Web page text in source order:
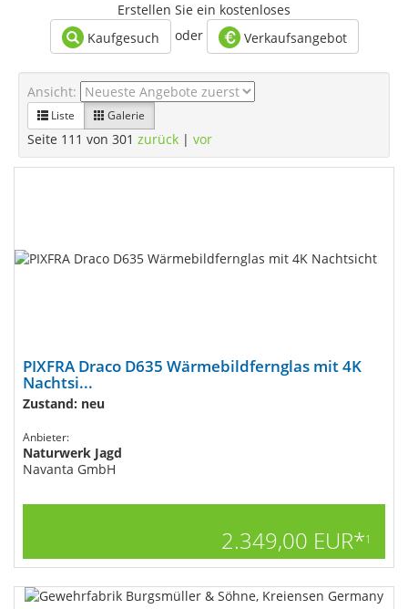
Erstellen Sie ein kostenloses
Kaufgesuch
oder Verkaufsangebot
Ansicht:
Liste Galerie
Seite 111 von 301 zurück | vor
PIXFRA Draco D635 Wärmebildfernglas mit 4K
Nachtsi...
Zustand: neu
Anbieter:
Naturwerk Jagd
Navanta GmbH
2.349,00 EUR*1